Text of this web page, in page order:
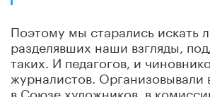
Поэтому мы старались искать
разделявших наши взгляды,
таких. И педагогов, и
журналистов. Организовывали
в Союзе художников, в